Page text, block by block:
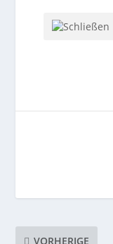
VORHERIGE